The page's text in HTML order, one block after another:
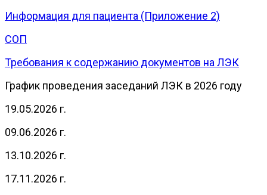
Информация для пациента (Приложение 2)
СОП
Требования к содержанию документов на ЛЭК
График проведения заседаний ЛЭК в 2026 году
19.05.2026 г.
09.06.2026 г.
13.10.2026 г.
17.11.2026 г.